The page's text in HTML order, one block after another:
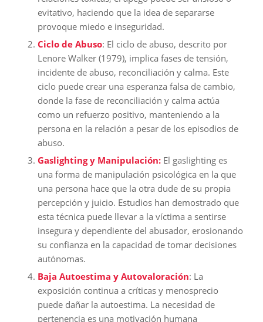
evitativo, haciendo que la idea de separarse
provoque miedo e inseguridad.
Ciclo de Abuso: El ciclo de abuso, descrito por
Lenore Walker (1979), implica fases de tensión,
incidente de abuso, reconciliación y calma. Este
ciclo puede crear una esperanza falsa de cambio,
donde la fase de reconciliación y calma actúa
como un refuerzo positivo, manteniendo a la
persona en la relación a pesar de los episodios de
abuso.
Gaslighting y Manipulación:El gaslighting es
una forma de manipulación psicológica en la que
una persona hace que la otra dude de su propia
percepción y juicio. Estudios han demostrado que
esta técnica puede llevar a la víctima a sentirse
insegura y dependiente del abusador, erosionando
su confianza en la capacidad de tomar decisiones
autónomas.
Baja Autoestima y Autovaloración: La
exposición continua a críticas y menosprecio
puede dañar la autoestima. La necesidad de
pertenencia es una motivación humana